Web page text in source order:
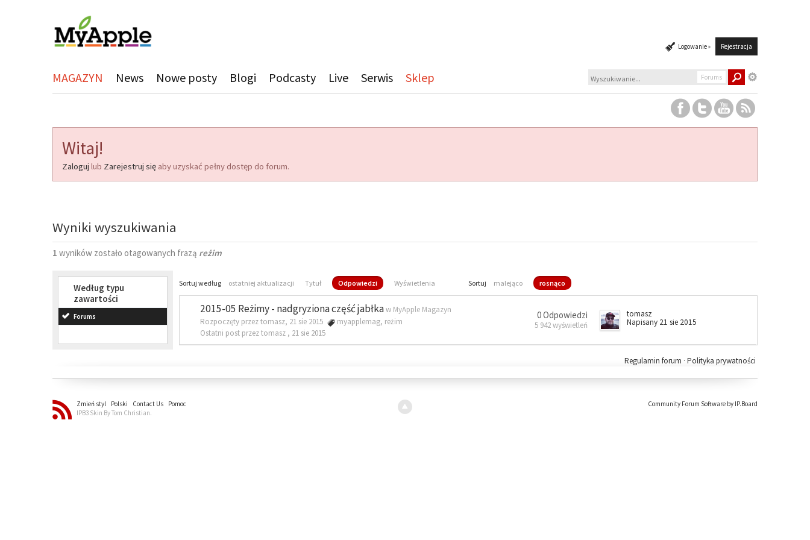
Logowanie » Rejestracja
MAGAZYN News Nowe posty Blogi Podcasty Live Serwis Sklep Forums
Witaj!
Zaloguj lub Zarejestruj się aby uzyskać pełny dostęp do forum.
Wyniki wyszukiwania
1 wyników zostało otagowanych frazą reżim
Według typu
zawartości
Forums
Sortuj według ostatniej aktualizacji Tytuł Odpowiedzi Wyświetlenia Sortuj malejąco rosnąco
2015-05 Reżimy - nadgryziona część jabłkaw MyApple Magazyn
Rozpoczęty przez tomasz, 21 sie 2015
myapplemag, reżim
Ostatni post przez tomasz , 21 sie 2015
0 Odpowiedzi
5 942 wyświetleń
tomasz
Napisany 21 sie 2015
Polityka prywatności
Regulamin forum ·
Zmień styl Polski Contact Us
Pomoc
IPB3 Skin By Tom Christian.
Community Forum Software by IP.Board